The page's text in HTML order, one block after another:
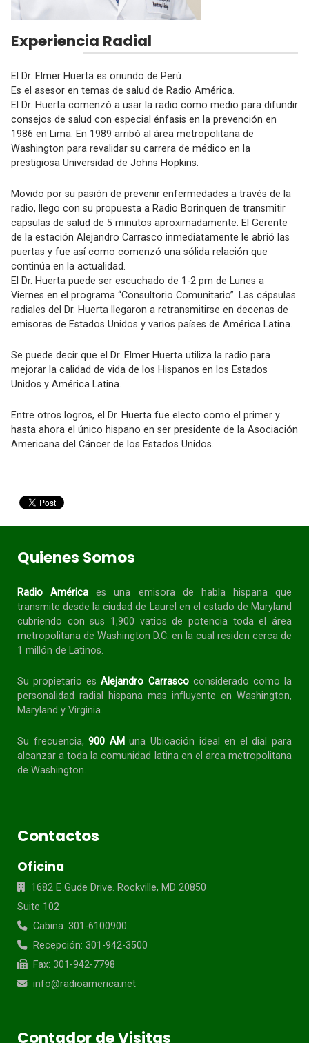
Experiencia Radial
El Dr. Elmer Huerta es oriundo de Perú.
Es el asesor en temas de salud de Radio América.
El Dr. Huerta comenzó a usar la radio como medio para difundir
consejos de salud con especial énfasis en la prevención en
1986 en Lima. En 1989 arribó al área metropolitana de
Washington para revalidar su carrera de médico en la
prestigiosa Universidad de Johns Hopkins.
Movido por su pasión de prevenir enfermedades a través de la
radio, llego con su propuesta a Radio Borinquen de transmitir
capsulas de salud de 5 minutos aproximadamente. El Gerente
de la estación Alejandro Carrasco inmediatamente le abrió las
puertas y fue así como comenzó una sólida relación que
continúa en la actualidad.
El Dr. Huerta puede ser escuchado de 1-2 pm de Lunes a
Viernes en el programa “Consultorio Comunitario”. Las cápsulas
radiales del Dr. Huerta llegaron a retransmitirse en decenas de
emisoras de Estados Unidos y varios países de América Latina.
Se puede decir que el Dr. Elmer Huerta utiliza la radio para
mejorar la calidad de vida de los Hispanos en los Estados
Unidos y América Latina.
Entre otros logros, el Dr. Huerta fue electo como el primer y
hasta ahora el único hispano en ser presidente de la Asociación
Americana del Cáncer de los Estados Unidos.
Quienes Somos
Radio América es una emisora de habla hispanaque
transmite desde la ciudad de Laurel en el estado de Maryland
cubriendo con sus 1,900 vatios de potencia toda el área
metropolitana de Washington D.C. en la cual residen cerca de
1 millón de Latinos.
Su propietario esAlejandro Carrascoconsiderado como la
personalidad radial
hispana mas influyente en Washington,
Maryland y Virginia.
Su frecuencia, 900 AM una Ubicación ideal en el dial para
alcanzar a toda lacomunidad latina en el area metropolitana
de Washington.
Contactos
Oficina
1682 E Gude Drive. Rockville, MD 20850
Suite 102
Cabina: 301-6100900
Recepción: 301-942-3500
Fax: 301-942-7798
info@radioamerica.net
Contador de Visitas